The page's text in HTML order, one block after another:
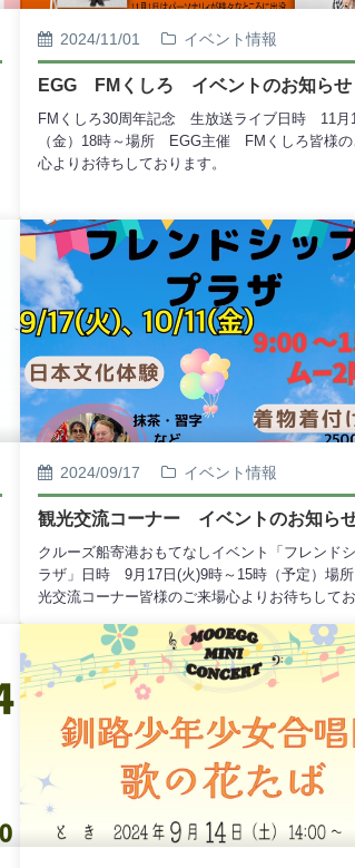
2024/11/01 イベント情報
EGG FMくしろ イベントのお知らせ
FMくしろ30周年記念 生放送ライブ日時 11月
（金）18時～場所 EGG主催 FMくしろ皆様の
心よりお待ちしております。
2024/09/17 イベント情報
観光交流コーナー イベントのお知ら
クルーズ船寄港おもてなしイベント「フレンド
ラザ」日時 9月17日(火)9時～15時（予定）場
光交流コーナー皆様のご来場心よりお待ちして